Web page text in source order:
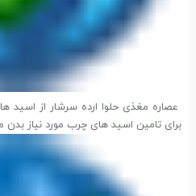
عصاره مغذی حلوا ارده سرشار از
برای تامین اسید های چرب مورد نیاز بدن